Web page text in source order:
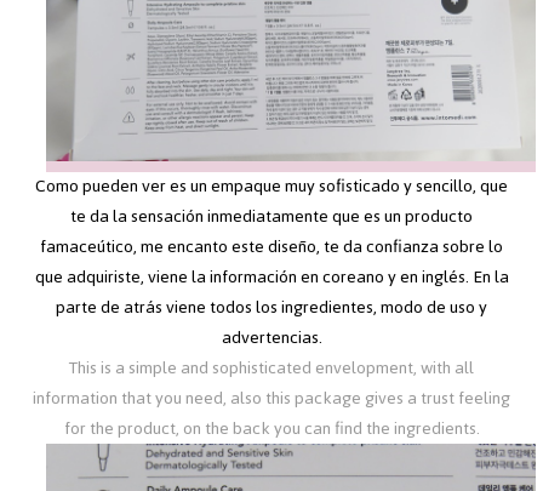
Como pueden ver es un empaque muy sofisticado y sencillo, que
te da la sensación inmediatamente que es un producto
famaceútico, me encanto este diseño, te da confianza sobre lo
que adquiriste, viene la información en coreano y en inglés. En la
parte de atrás viene todos los ingredientes, modo de uso y
advertencias.
This is a simple and sophisticated envelopment, with all
information that you need, also this package gives a trust feeling
for the product, on the back you can find the ingredients.